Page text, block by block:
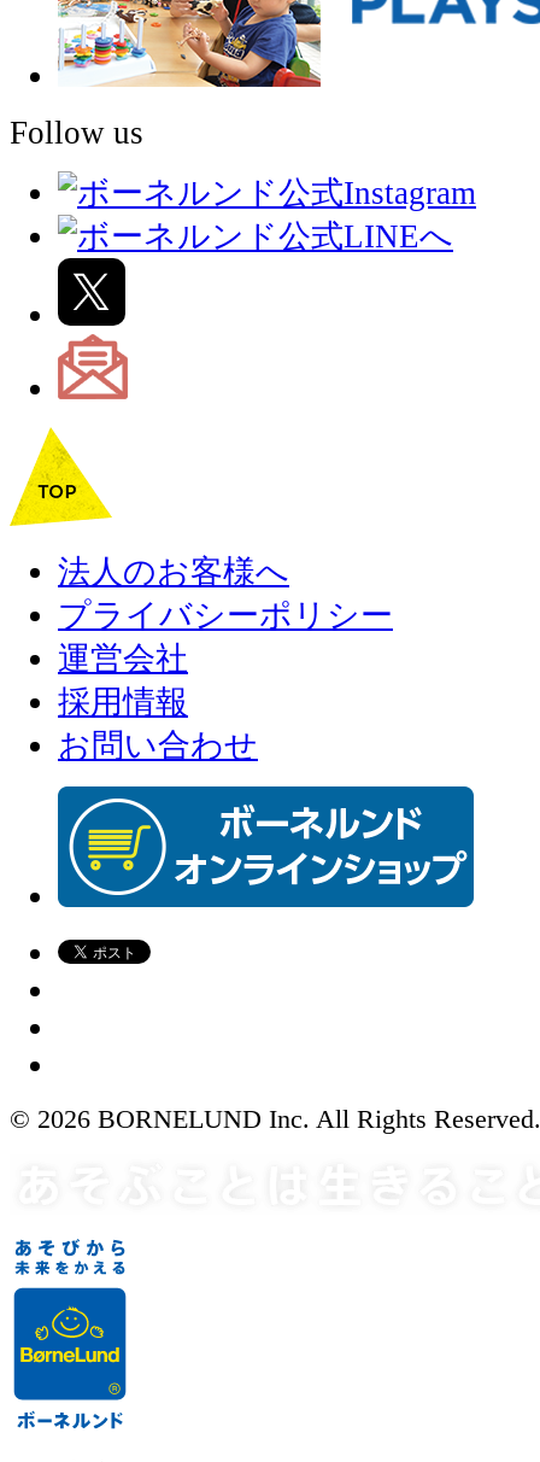
Follow us
法人のお客様へ
プライバシーポリシー
運営会社
採用情報
お問い合わせ
© 2026 BORNELUND Inc. All Rights Reserved.